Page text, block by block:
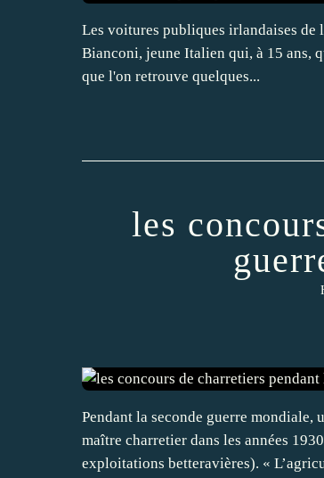
Les voitures publiques irlandaises de
Bianconi, jeune Italien qui, à 15 ans,
que l'on retrouve quelques...
les
Pendant la seconde guerre mondiale,
maître charretier dans les années
exploitations betteravières). «